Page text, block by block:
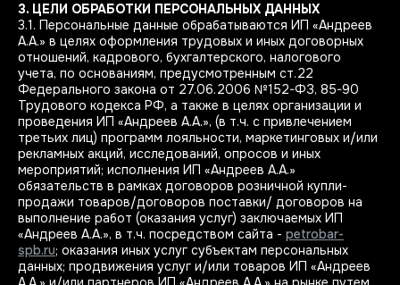
3. ЦЕЛИ ОБРАБОТКИ ПЕРСОНАЛЬНЫХ ДАННЫХ
3.1. Персональные данные обрабатываются ИП «Андреев
А.А.» в целях оформления трудовых и иных договорных
отношений, кадрового, бухгалтерского, налогового
учета, по основаниям, предусмотренным ст.22
Федерального закона от 27.06.2006 №152-ФЗ, 85-90
Трудового кодекса РФ, а также в целях организации и
проведения ИП «Андреев А.А.», (в т.ч. с привлечением
третьих лиц) программ лояльности, маркетинговых и/или
рекламных акций, исследований, опросов и иных
мероприятий; исполнения ИП «Андреев А.А.»
обязательств в рамках договоров розничной купли-
продажи товаров/договоров поставки/ договоров на
выполнение работ (оказания услуг) заключаемых ИП
«Андреев А.А.», в т.ч. посредством сайта - petrobar-
spb.ru; оказания иных услуг субъектам персональных
данных; продвижения услуг и/или товаров ИП «Андреев